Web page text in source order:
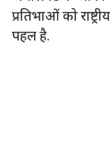
प्रतिभाओं को
पहल है.